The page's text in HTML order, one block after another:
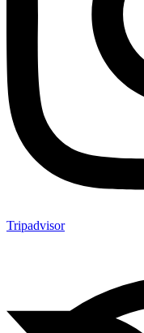
Tripadvisor